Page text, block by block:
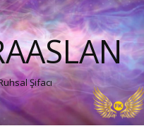
Şifacı